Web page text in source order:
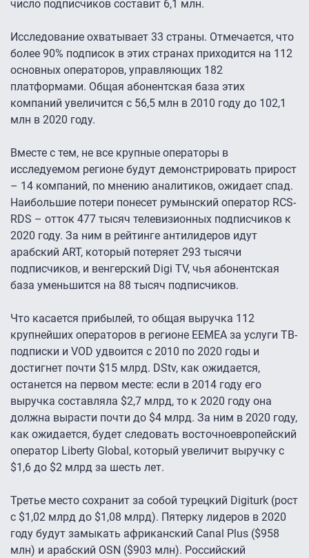
число подписчиков составит 6,1 млн.
Исследование охватывает 33 страны. Отмечается, что
более 90% подписок в этих странах приходится на 112
основных операторов, управляющих 182
платформами. Общая абонентская база этих
компаний увеличится с 56,5 млн в 2010 году до 102,1
млн в 2020 году.
Вместе с тем, не все крупные операторы в
исследуемом регионе будут демонстрировать прирост
– 14 компаний, по мнению аналитиков, ожидает спад.
Наибольшие потери понесет румынский оператор RCS-
RDS – отток 477 тысяч телевизионных подписчиков к
2020 году. За ним в рейтинге антилидеров идут
арабский ART, который потеряет 293 тысячи
подписчиков, и венгерский Digi TV, чья абонентская
база уменьшится на 88 тысяч подписчиков.
Что касается прибылей, то общая выручка 112
крупнейших операторов в регионе EEMEA за услуги ТВ-
подписки и VOD удвоится с 2010 по 2020 годы и
достигнет почти $15 млрд. DStv, как ожидается,
останется на первом месте: если в 2014 году его
выручка составляла $2,7 млрд, то к 2020 году она
должна вырасти почти до $4 млрд. За ним в 2020 году,
как ожидается, будет следовать восточноевропейский
оператор Liberty Global, который увеличит выручку с
$1,6 до $2 млрд за шесть лет.
Третье место сохранит за собой турецкий Digiturk (рост
с $1,02 млрд до $1,08 млрд). Пятерку лидеров в 2020
году будут замыкать африканский Canal Plus ($958
млн) и арабский OSN ($903 млн). Российский